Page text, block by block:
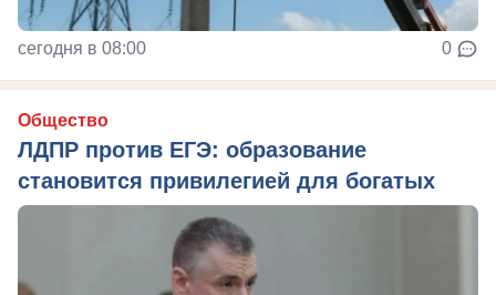
сегодня в 08:00 0
Общество
ЛДПР против ЕГЭ: образование
становится привилегией для богатых